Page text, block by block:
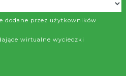
dodane przez użytkowników
wirtualne wycieczki
- Kubalonka
jedną z popularnych przełęczy
pasmo Baraniej Góry i
i Stożka. Przez przełęcz